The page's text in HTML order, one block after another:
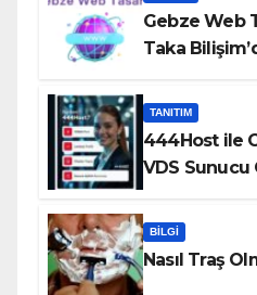
Gebze Web
Taka
TANITIM
444Host ile
VDS
BILGI
Nasıl Traş